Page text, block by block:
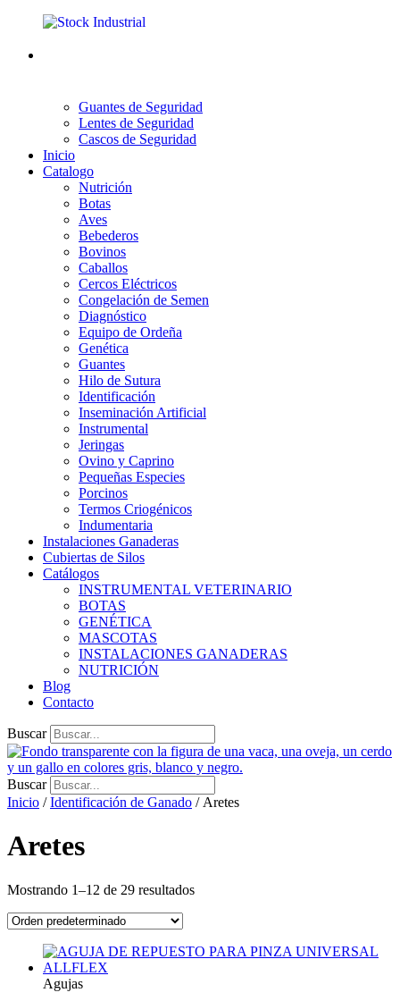
Guantes de Seguridad
Lentes de Seguridad
Cascos de Seguridad
Inicio
Catalogo
Nutrición
Botas
Aves
Bebederos
Bovinos
Caballos
Cercos Eléctricos
Congelación de Semen
Diagnóstico
Equipo de Ordeña
Genética
Guantes
Hilo de Sutura
Identificación
Inseminación Artificial
Instrumental
Jeringas
Ovino y Caprino
Pequeñas Especies
Porcinos
Termos Criogénicos
Indumentaria
Instalaciones Ganaderas
Cubiertas de Silos
Catálogos
INSTRUMENTAL VETERINARIO
BOTAS
GENÉTICA
MASCOTAS
INSTALACIONES GANADERAS
NUTRICIÓN
Blog
Contacto
Buscar
Buscar
Inicio /Identificación de Ganado / Aretes
Aretes
Mostrando 1–12 de 29 resultados
Agujas